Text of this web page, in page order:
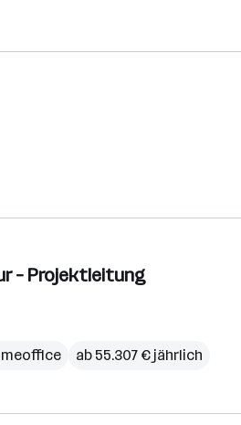
– Projektleitung
ab 55.307 € jährlich